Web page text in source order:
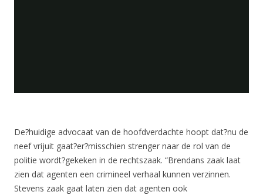
De?huidige advocaat van de hoofdverdachte hoopt dat?nu de
neef vrijuit gaat?er?misschien strenger naar de rol van de
politie wordt?gekeken in de rechtszaak. “Brendans zaak laat
zien dat agenten een crimineel verhaal kunnen verzinnen.
Stevens zaak gaat laten zien dat agenten ook